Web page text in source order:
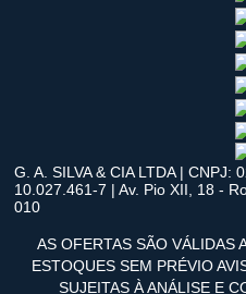
G. A. SILVA & CIA LTDA | CNPJ:
10.027.461-7 | Av. Pio XII, 18 -
010
AS OFERTAS SÃO VÁLIDAS
ESTOQUES SEM PRÉVIO
SUJEITAS À ANÁLISE E